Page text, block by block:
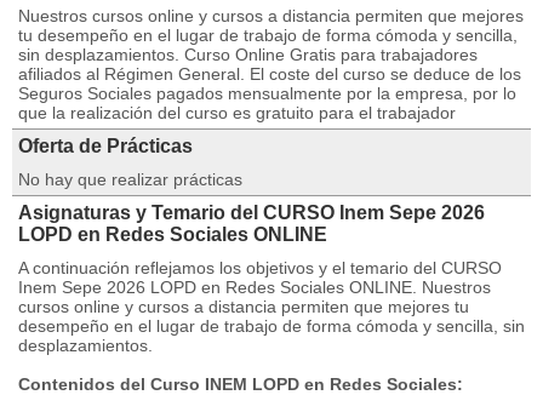
Nuestros cursos online y cursos a distancia permiten que mejores
tu desempeño en el lugar de trabajo de forma cómoda y sencilla,
sin desplazamientos. Curso Online Gratis para trabajadores
afiliados al Régimen General. El coste del curso se deduce de los
Seguros Sociales pagados mensualmente por la empresa, por lo
que la realización del curso es gratuito para el trabajador
Oferta de Prácticas
No hay que realizar prácticas
Asignaturas y Temario del CURSO Inem Sepe 2026
LOPD en Redes Sociales ONLINE
A continuación reflejamos los objetivos y el temario del CURSO
Inem Sepe 2026 LOPD en Redes Sociales ONLINE. Nuestros
cursos online y cursos a distancia permiten que mejores tu
desempeño en el lugar de trabajo de forma cómoda y sencilla, sin
desplazamientos.
Contenidos del Curso INEM LOPD en Redes Sociales: